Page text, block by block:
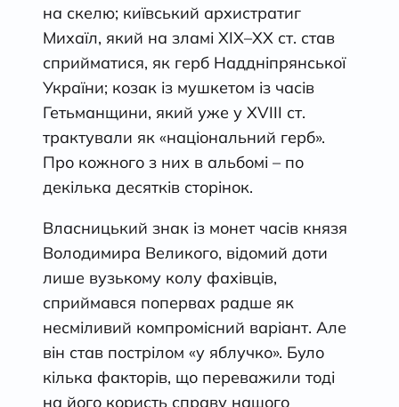
на скелю; київський архистратиг
Михаїл, який на зламі XIX–XX ст. став
сприйматися, як герб Наддніпрянської
України; козак із мушкетом із часів
Гетьманщини, який уже у XVIII ст.
трактували як «національний герб».
Про кожного з них в альбомі – по
декілька десятків сторінок.
Власницький знак із монет часів князя
Володимира Великого, відомий доти
лише вузькому колу фахівців,
сприймався попервах радше як
несміливий компромісний варіант. Але
він став пострілом «у яблучко». Було
кілька факторів, що переважили тоді
на його користь справу нашого